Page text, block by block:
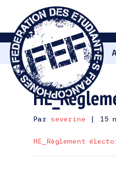
Par severine | 15
HE_Règlement